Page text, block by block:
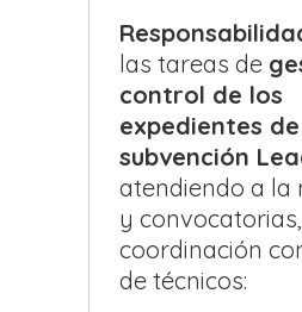
las tareas de
control de los
expedientes de
subvención
atendiendo a la
y
coordinación
de técnicos: